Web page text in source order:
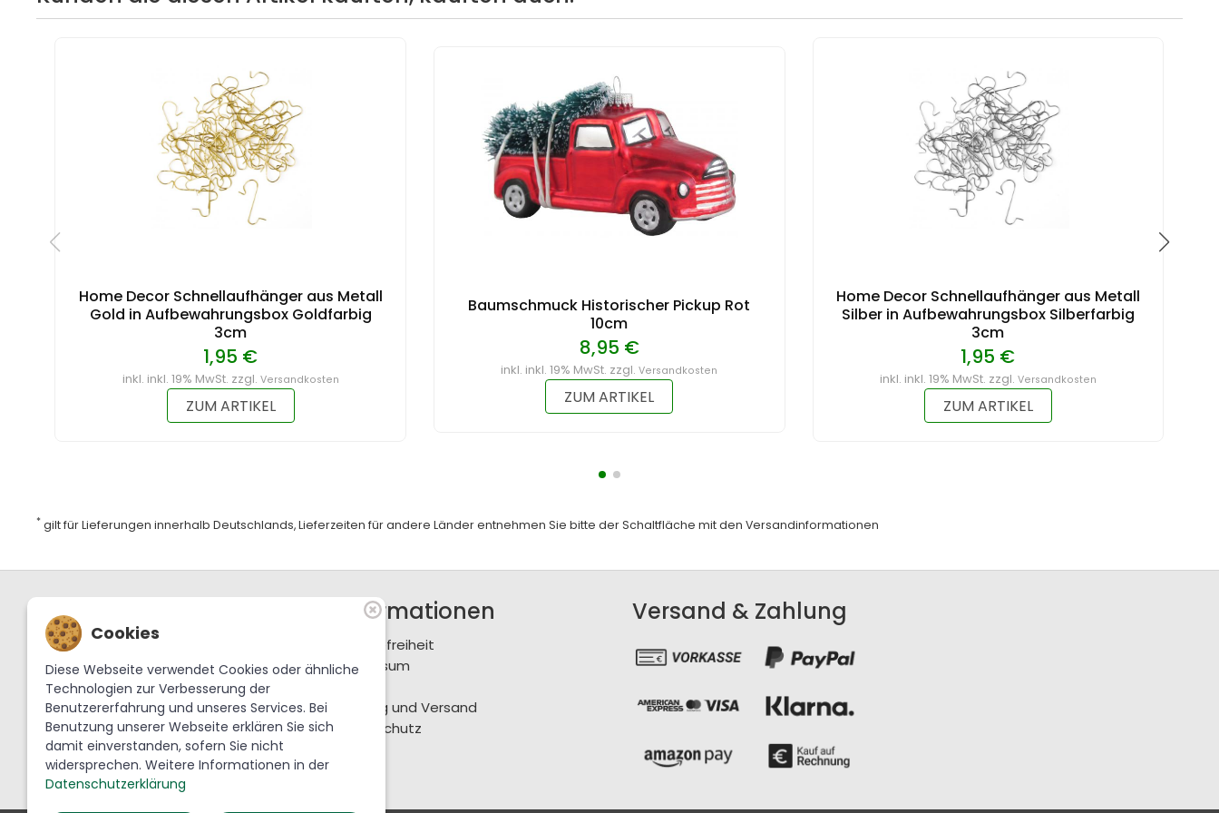
Home Decor Schnellaufhänger aus Metall
Gold in Aufbewahrungsbox Goldfarbig
3cm
1,95 €
inkl. inkl. 19% MwSt. zzgl. Versandkosten
ZUM ARTIKEL
Baumschmuck Historischer Pickup Rot
10cm
8,95 €
inkl. inkl. 19% MwSt. zzgl.Versandkosten
ZUM ARTIKEL
Home Decor Schnellaufhänger aus Metall
Silber in Aufbewahrungsbox Silberfarbig
3cm
1,95 €
inkl. inkl. 19% MwSt. zzgl. Versandkosten
ZUM ARTIKEL
* gilt für Lieferungen innerhalb Deutschlands, Lieferzeiten für andere Länder entnehmen Sie bitte der Schaltfläche mit denVersandinformationen
Support / Hotline
+49 36702 288-0
service@krebslauscha.de
Krebs Glas Lauscha GmbH
Am Park 1
98724 Lauscha
Informationen
Barrierefreiheit
Impressum
Zahlung und Versand
Datenschutz
Versand & Zahlung
Cookies
Diese Webseite verwendet Cookies oder ähnliche
Technologien zur Verbesserung der
Benutzererfahrung und unseres Services. Bei
Benutzung unserer Webseite erklären Sie sich
damit einverstanden, sofern Sie nicht
widersprechen. Weitere Informationen in der
Datenschutzerklärung